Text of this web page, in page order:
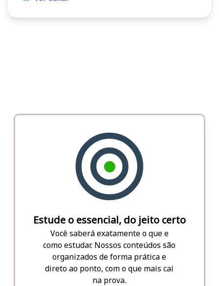
Estude o essencial, do jeito certo
Você saberá exatamente o que e
como estudar. Nossos conteúdos são
organizados de forma prática e
direto ao ponto, com o que mais cai
na prova.